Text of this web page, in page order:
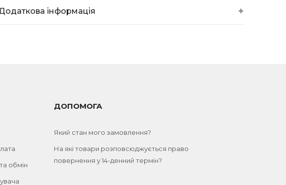
інформація
обмін
ДОПОМОГА
Який стан мого замовлення?
На які товари розповсюджується право
повернення у 14-денний термін?